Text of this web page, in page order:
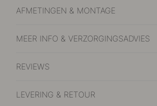
AFMETINGEN & MONTAGE
MEER INFO & VERZORGINGSADVIES
REVIEWS
LEVERING & RETOUR